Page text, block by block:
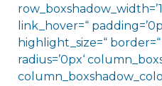
link_hover=“
highlight_size=“
radius=’0px‘